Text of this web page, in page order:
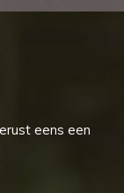
eens een